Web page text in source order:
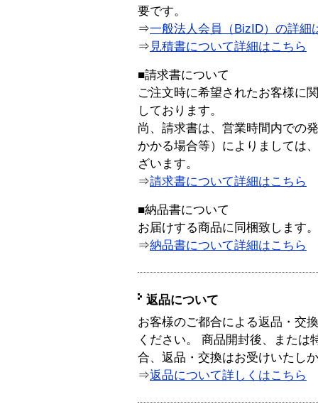
要です。
⇒一般法人会員（BizID）の詳細
⇒ 見積書について詳細はこちら
■請求書について
ご注文時に希望されたお客様に
しております。
尚、請求書は、営業時間内での
かかる場合等）によりましては
ざいます。
⇒請求書について詳細はこちら
■納品書について
お届けする商品に同梱致します。
⇒納品書について詳細はこちら
返品について
お客様のご都合による返品・交
ください。 商品開封後、または
合、返品・交換はお受けいたし
⇒返品について詳しくはこちら